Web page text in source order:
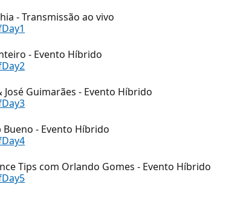
- Transmissão ao vivo
- Evento Híbrido
Guimarães - Evento Híbrido
Bueno - Evento Híbrido
Tips com Orlando Gomes - Evento Híbrido